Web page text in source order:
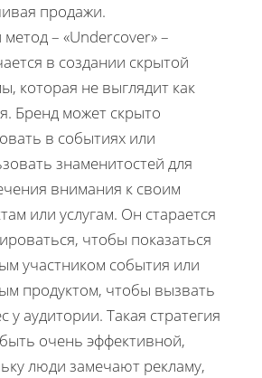
продажи.
метод – «Undercover» –
в создании скрытой
которая не выглядит как
Бренд может скрыто
в событиях или
знаменитостей для
внимания к своим
или услугам. Он старается
чтобы показаться
участником события или
продуктом, чтобы вызвать
у аудитории. Такая стратегия
очень эффективной,
люди замечают рекламу,